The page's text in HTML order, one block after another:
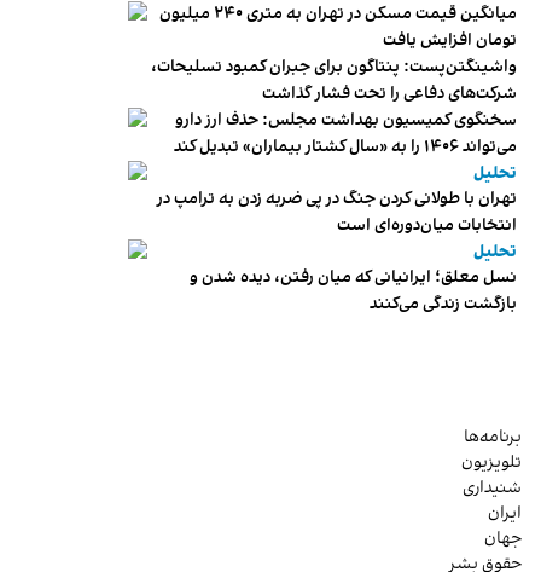
میانگین قیمت مسکن در تهران به متری ۲۴۰ میلیون
تومان افزایش یافت
واشینگتن‌پست: پنتاگون برای جبران کمبود تسلیحات،
شرکت‌های دفاعی را تحت فشار گذاشت
سخنگوی کمیسیون بهداشت مجلس: حذف ارز دارو
می‌تواند ۱۴۰۶ را به «سال کشتار بیماران» تبدیل کند
تحلیل
تهران با طولانی کردن جنگ در پی ضربه زدن به ترامپ در
انتخابات میان‌دوره‌ای است
تحلیل
نسل معلق؛ ایرانیانی که میان رفتن، دیده شدن و
بازگشت زندگی می‌کنند
برنامه‌ها
تلویزیون
شنیداری
ایران
جهان
حقوق بشر